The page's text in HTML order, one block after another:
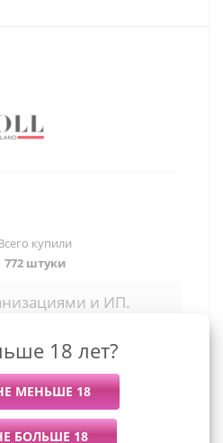
купили
772 штуки
и ИП.
18 лет?